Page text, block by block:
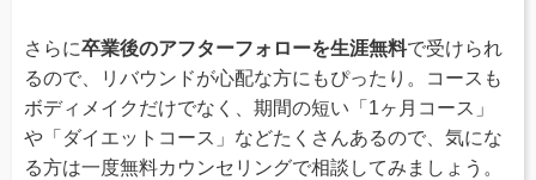
さらに卒業後のアフターフォローを生涯無料で受けられ
るので、リバウンドが心配な方にもぴったり。コースも
ボディメイクだけでなく、期間の短い「1ヶ月コース」
や「ダイエットコース」などたくさんあるので、気にな
る方は一度無料カウンセリングで相談してみましょう。